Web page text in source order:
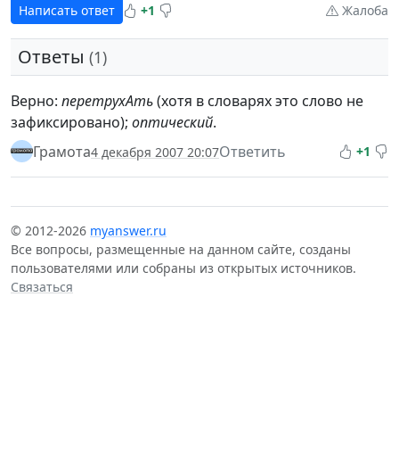
Написать ответ +1 Жалоба
Ответы (1)
Верно: перетрухАть(хотя в словарях это слово не
зафиксировано); оптический.
Грамота4 декабря 2007 20:07Ответить +1
© 2012-2026 myanswer.ru
Все вопросы, размещенные на данном сайте, созданы
пользователями или собраны из открытых источников.
Связаться